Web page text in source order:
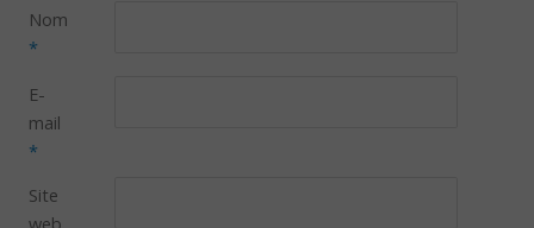
Nom
*
E-
mail
*
Site